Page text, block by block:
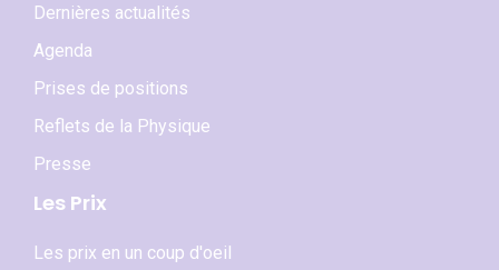
Dernières actualités
Agenda
Prises de positions
Reflets de la Physique
Presse
Les Prix
Les prix en un coup d'oeil